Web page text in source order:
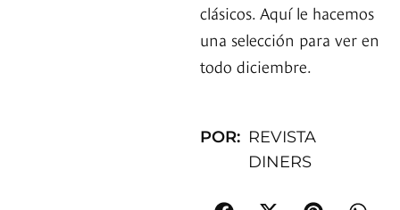
clásicos. Aquí le hacemos
una selección para ver en
todo diciembre.
POR: REVISTA
DINERS